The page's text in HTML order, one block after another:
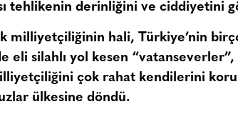
tehlikenin derinliğini ve ciddiyetini
milliyetçiliğinin hali, Türkiye’nin
eli silahlı yol kesen
çok rahat kendilerini
ülkesine döndü.